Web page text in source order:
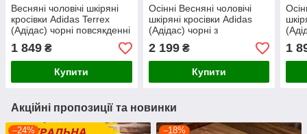
Весняні чоловічі шкіряні
кросівки Adidas Terrex
(Адідас) чорні повсякденні
з натуральної шкіри на
весну взуття *ТР-1-д-ч/к*
1 849 ₴
Купити
Осінні Весняні чоловічі
шкіряні кросівки Adidas
(Адідас) чорні з
натуральної шкіри на
осінь взуття *А20 біл*
2 199₴
Купити
1
Акційні пропозиції та новинки
–24% –18%